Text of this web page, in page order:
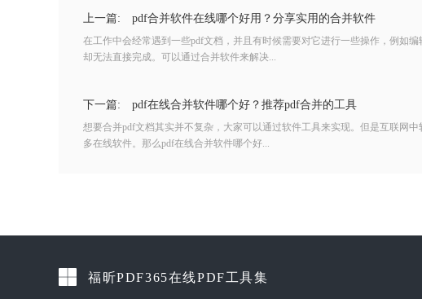
上一篇: pdf合并软件在线哪个好用？分享实用的合并软件
在工作中会经常遇到一些pdf文档，并且有时候需要对它进行一些操作，例如
却无法直接完成。可以通过合并软件来解决...
下一篇: pdf在线合并软件哪个好？推荐pdf合并的工具
想要合并pdf文档其实并不复杂，大家可以通过软件工具来实现。但是互联网
多在线软件。那么pdf在线合并软件哪个好...
福昕PDF365在线PDF工具集